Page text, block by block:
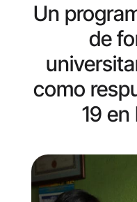
Un
de
como
19